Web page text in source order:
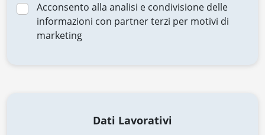
Acconsento alla analisi e condivisione delle
informazioni con partner terzi per motivi di
marketing
Dati Lavorativi